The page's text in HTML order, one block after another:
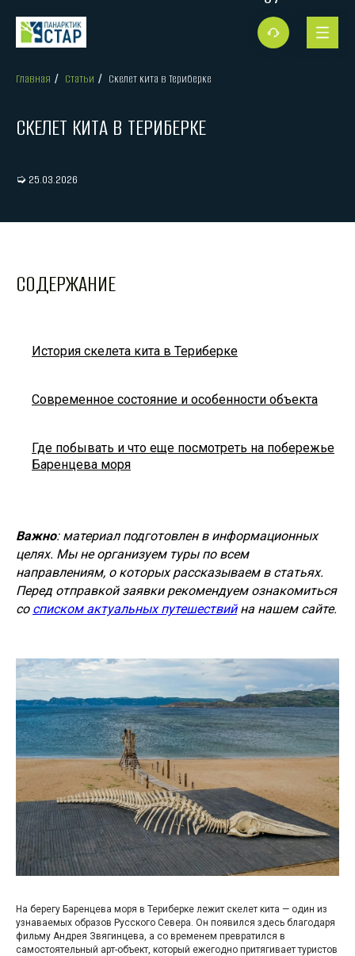
Главная / Статьи / Скелет кита в Териберке
СКЕЛЕТ КИТА В ТЕРИБЕРКЕ
➭ 25.03.2026
СОДЕРЖАНИЕ
История скелета кита в Териберке
Современное состояние и особенности объекта
Где побывать и что еще посмотреть на побережье
Баренцева моря
Важно: материал подготовлен в информационных
целях. Мы не организуем туры по всем
направлениям, о которых рассказываем в статьях.
Перед отправкой заявки рекомендуем ознакомиться
со списком актуальных путешествийна нашем сайте.
На берегу Баренцева моря в Териберке лежит скелет кита — один из
узнаваемых образов Русского Севера. Он появился здесь благодаря
фильму Андрея Звягинцева, а со временем превратился в
самостоятельный арт-объект, который ежегодно притягивает туристов